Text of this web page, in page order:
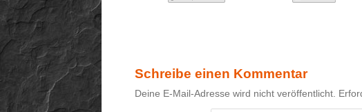
Schreibe einen Kommentar
Deine E-Mail-Adresse wird nicht veröffentlicht.